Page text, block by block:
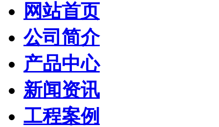
网站首页
公司简介
产品中心
新闻资讯
工程案例